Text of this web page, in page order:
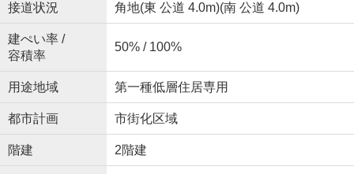
接道状況 角地(東 公道 4.0m)(南 公道 4.0m)
建ぺい率 /
容積率
50% / 100%
用途地域 第一種低層住居専用
都市計画 市街化区域
階建 2階建